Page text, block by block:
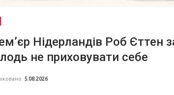
Нідерландів Роб Єттен
не приховувати себе
5.08.2026